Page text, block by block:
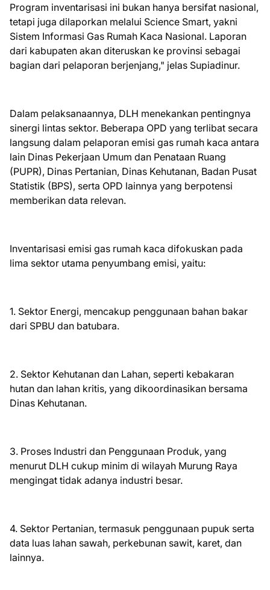
Program inventarisasi ini bukan hanya bersifat nasional,
tetapi juga dilaporkan melalui Science Smart, yakni
Sistem Informasi Gas Rumah Kaca Nasional. Laporan
dari kabupaten akan diteruskan ke provinsi sebagai
bagian dari pelaporan berjenjang," jelas Supiadinur.
Dalam pelaksanaannya, DLH menekankan pentingnya
sinergi lintas sektor. Beberapa OPD yang terlibat secara
langsung dalam pelaporan emisi gas rumah kaca antara
lain Dinas Pekerjaan Umum dan Penataan Ruang
(PUPR), Dinas Pertanian, Dinas Kehutanan, Badan Pusat
Statistik (BPS), serta OPD lainnya yang berpotensi
memberikan data relevan.
Inventarisasi emisi gas rumah kaca difokuskan pada
lima sektor utama penyumbang emisi, yaitu:
1. Sektor Energi, mencakup penggunaan bahan bakar
dari SPBU dan batubara.
2. Sektor Kehutanan dan Lahan, seperti kebakaran
hutan dan lahan kritis, yang dikoordinasikan bersama
Dinas Kehutanan.
3. Proses Industri dan Penggunaan Produk, yang
menurut DLH cukup minim di wilayah Murung Raya
mengingat tidak adanya industri besar.
4. Sektor Pertanian, termasuk penggunaan pupuk serta
data luas lahan sawah, perkebunan sawit, karet, dan
lainnya.